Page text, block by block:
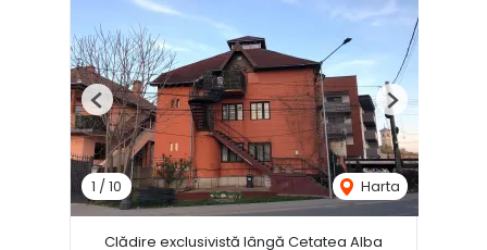
1 / 10 Harta
Previous Next
Clădire exclusivistă lângă Cetatea Alba